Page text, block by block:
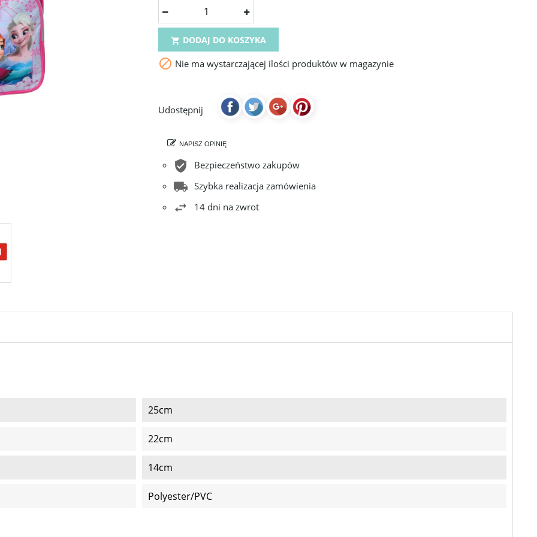
 DODAJ DO KOSZYKA
 Nie ma wystarczającej ilości produktów w magazynie
Udostępnij
NAPISZ OPINIĘ
Bezpieczeństwo zakupów
Szybka realizacja zamówienia
14 dni na zwrot
25cm
22cm
14cm
Polyester/PVC